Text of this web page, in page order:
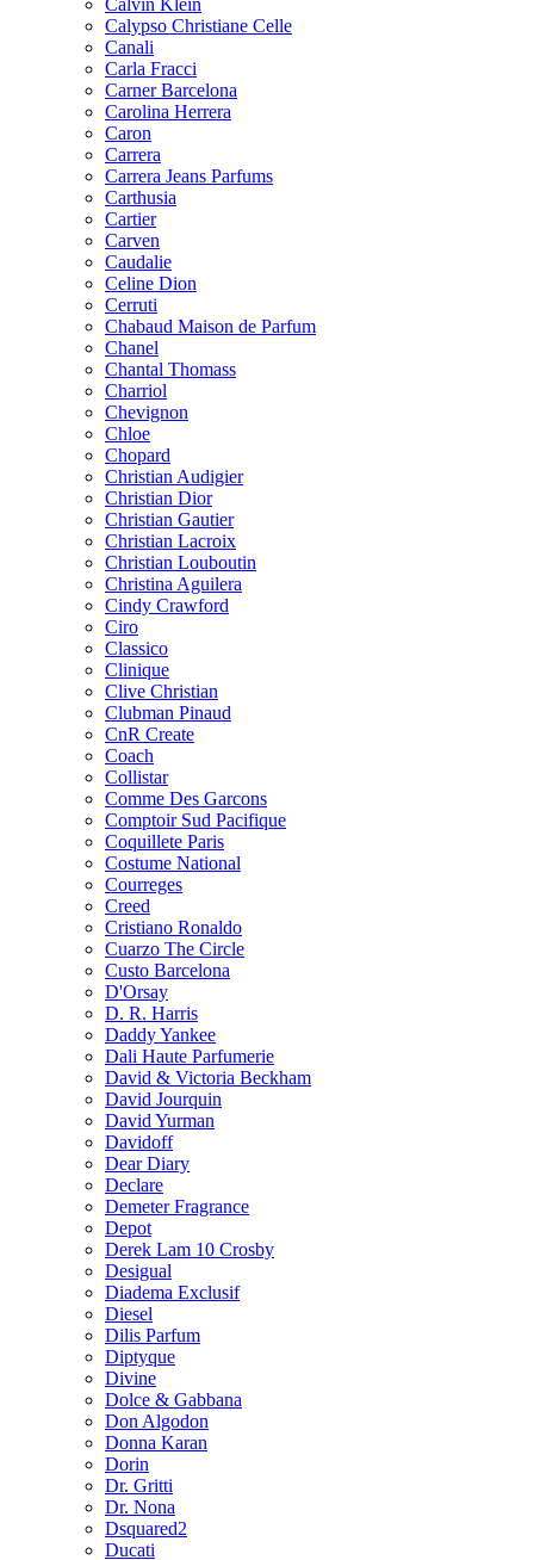
Calvin Klein
Calypso Christiane Celle
Canali
Carla Fracci
Carner Barcelona
Carolina Herrera
Caron
Carrera
Carrera Jeans Parfums
Carthusia
Cartier
Carven
Caudalie
Celine Dion
Cerruti
Chabaud Maison de Parfum
Chanel
Chantal Thomass
Charriol
Chevignon
Chloe
Chopard
Christian Audigier
Christian Dior
Christian Gautier
Christian Lacroix
Christian Louboutin
Christina Aguilera
Cindy Crawford
Ciro
Classico
Clinique
Clive Christian
Clubman Pinaud
CnR Create
Coach
Collistar
Comme Des Garcons
Comptoir Sud Pacifique
Coquillete Paris
Costume National
Courreges
Creed
Cristiano Ronaldo
Cuarzo The Circle
Custo Barcelona
D'Orsay
D. R. Harris
Daddy Yankee
Dali Haute Parfumerie
David & Victoria Beckham
David Jourquin
David Yurman
Davidoff
Dear Diary
Declare
Demeter Fragrance
Depot
Derek Lam 10 Crosby
Desigual
Diadema Exclusif
Diesel
Dilis Parfum
Diptyque
Divine
Dolce & Gabbana
Don Algodon
Donna Karan
Dorin
Dr. Gritti
Dr. Nona
Dsquared2
Ducati